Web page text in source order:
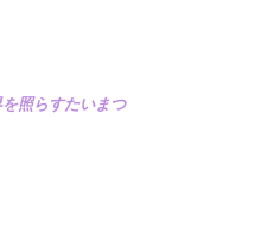
を
照らすたいまつ